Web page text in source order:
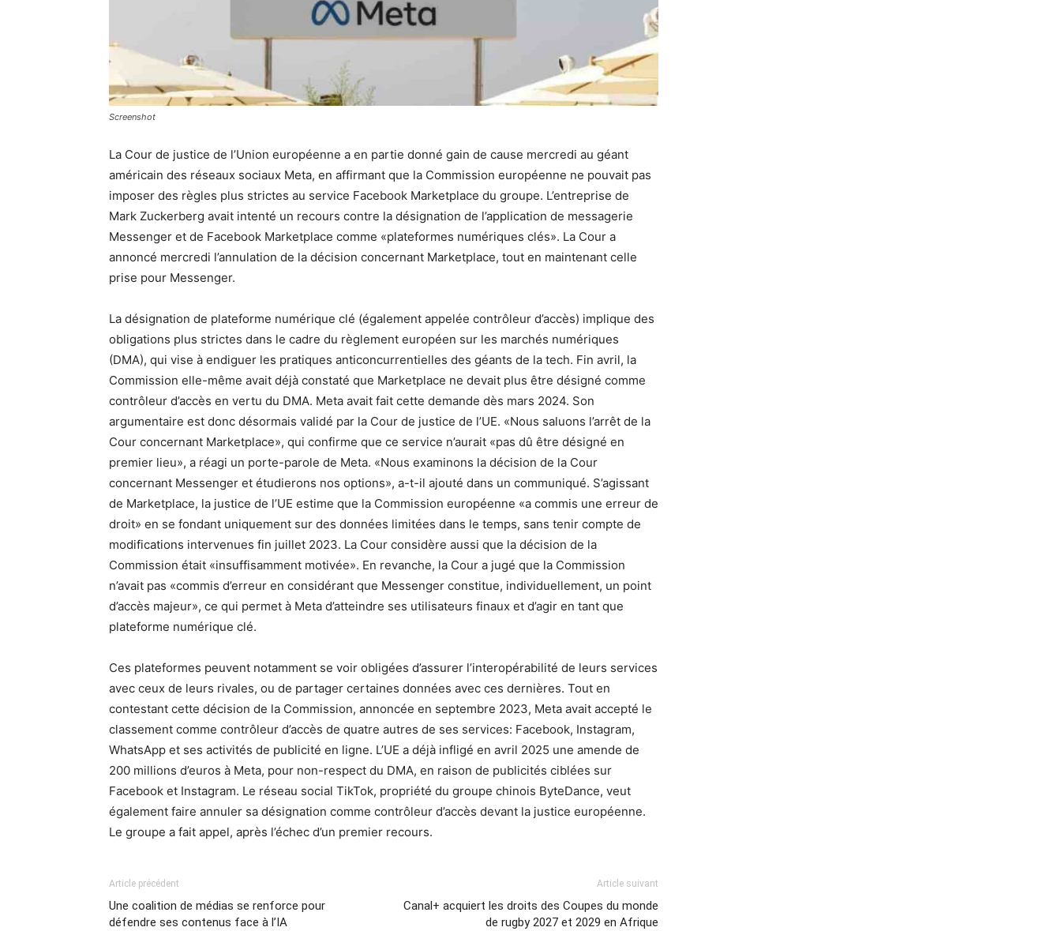
Screenshot
La Cour de justice de l’Union européenne a en partie donné gain de cause mercredi au géant
américain des réseaux sociaux Meta, en affirmant que la Commission européenne ne pouvait pas
imposer des règles plus strictes au service Facebook Marketplace du groupe. L’entreprise de
Mark Zuckerberg avait intenté un recours contre la désignation de l’application de messagerie
Messenger et de Facebook Marketplace comme «plateformes numériques clés». La Cour a
annoncé mercredi l’annulation de la décision concernant Marketplace, tout en maintenant celle
prise pour Messenger.
La désignation de plateforme numérique clé (également appelée contrôleur d’accès) implique des
obligations plus strictes dans le cadre du règlement européen sur les marchés numériques
(DMA), qui vise à endiguer les pratiques anticoncurrentielles des géants de la tech. Fin avril, la
Commission elle-même avait déjà constaté que Marketplace ne devait plus être désigné comme
contrôleur d’accès en vertu du DMA. Meta avait fait cette demande dès mars 2024. Son
argumentaire est donc désormais validé par la Cour de justice de l’UE. «Nous saluons l’arrêt de la
Cour concernant Marketplace», qui confirme que ce service n’aurait «pas dû être désigné en
premier lieu», a réagi un porte-parole de Meta. «Nous examinons la décision de la Cour
concernant Messenger et étudierons nos options», a-t-il ajouté dans un communiqué. S’agissant
de Marketplace, la justice de l’UE estime que la Commission européenne «a commis une erreur de
droit» en se fondant uniquement sur des données limitées dans le temps, sans tenir compte de
modifications intervenues fin juillet 2023. La Cour considère aussi que la décision de la
Commission était «insuffisamment motivée». En revanche, la Cour a jugé que la Commission
n’avait pas «commis d’erreur en considérant que Messenger constitue, individuellement, un point
d’accès majeur», ce qui permet à Meta d’atteindre ses utilisateurs finaux et d’agir en tant que
plateforme numérique clé.
Ces plateformes peuvent notamment se voir obligées d’assurer l’interopérabilité de leurs services
avec ceux de leurs rivales, ou de partager certaines données avec ces dernières. Tout en
contestant cette décision de la Commission, annoncée en septembre 2023, Meta avait accepté le
classement comme contrôleur d’accès de quatre autres de ses services: Facebook, Instagram,
WhatsApp et ses activités de publicité en ligne. L’UE a déjà infligé en avril 2025 une amende de
200 millions d’euros à Meta, pour non-respect du DMA, en raison de publicités ciblées sur
Facebook et Instagram. Le réseau social TikTok, propriété du groupe chinois ByteDance, veut
également faire annuler sa désignation comme contrôleur d’accès devant la justice européenne.
Le groupe a fait appel, après l’échec d’un premier recours.
Article précédent
Une coalition de médias se renforce pour
défendre ses contenus face à l’IA
Article suivant
Canal+ acquiert les droits des Coupes du monde
de rugby 2027 et 2029 en Afrique